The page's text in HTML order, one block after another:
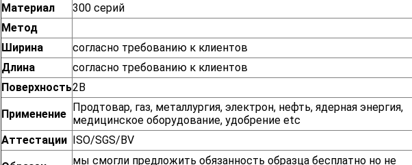
Материал
300 серий
Метод
Ширина
согласно требованию к клиентов
Длина
согласно требованию к клиентов
Поверхность2B
Применение
Продтовар, газ, металлургия, электрон, нефть, ядерная энергия,
медицинское оборудование, удобрение etc
Аттестации ISO/SGS/BV
мы смогли предложить обязанность образца бесплатно но не